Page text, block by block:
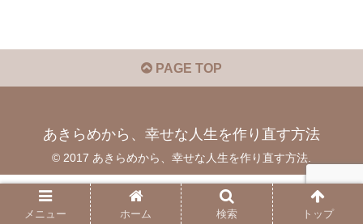
PAGE TOP
あきらめから、幸せな人生を作り直す方法
© 2017 あきらめから、幸せな人生を作り直す方法.
メニュー ホーム 検索 トップ